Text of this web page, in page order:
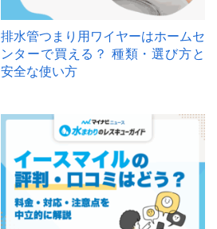
排水管つまり用ワイヤーはホームセ
ンターで買える？ 種類・選び方と
安全な使い方